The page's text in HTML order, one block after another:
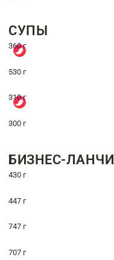
СУПЫ
360 г
530 г
310 г
300 г
БИЗНЕС-ЛАНЧИ
430 г
447 г
747 г
707 г